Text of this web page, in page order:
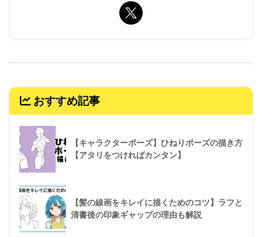
おすすめ記事
【キャラクターポーズ】ひねりポーズの描き方
【アタリをつければカンタン】
【髪の線画をキレイに描くためのコツ】ラフと
清書後の印象ギャップの理由も解説